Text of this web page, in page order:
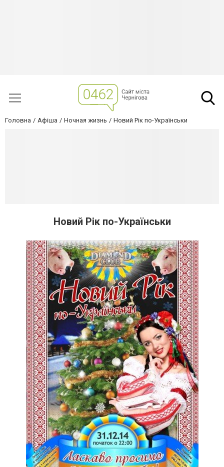
Головна Афіша Ночная жизнь Новий Рік по-Українськи
Новий Рік по-Українськи